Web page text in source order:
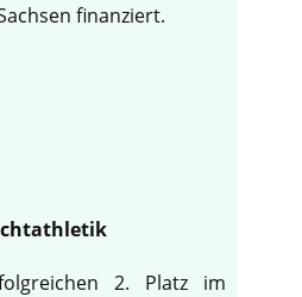
finanziert.
2. Platz im